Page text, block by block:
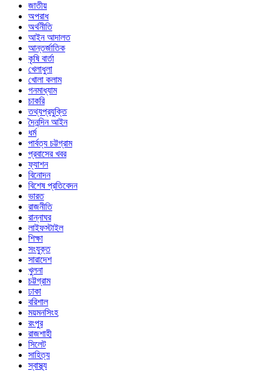
জাতীয়
অপরাধ
অর্থনীতি
আইন আদালত
আন্তর্জাতিক
কৃষি বার্তা
খেলাধুলা
খোলা কলাম
গনমাধ্যাম
চাকরি
তথ্যপ্রযুক্তি
দৈনন্দিন আইন
ধর্ম
পার্বত্য চট্টগ্রাম
প্রবাসের খবর
ফ্যাশন
বিনোদন
বিশেষ প্রতিবেদন
ভারত
রাজনীতি
রান্নাঘর
লাইফস্টাইল
শিক্ষা
সংযুক্ত
সারাদেশ
খুলনা
চট্টগ্রাম
ঢাকা
বরিশাল
ময়মনসিংহ
রংপুর
রাজশাহী
সিলেট
সাহিত্য
স্বাস্থ্য